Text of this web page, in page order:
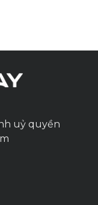
uỷ quyền